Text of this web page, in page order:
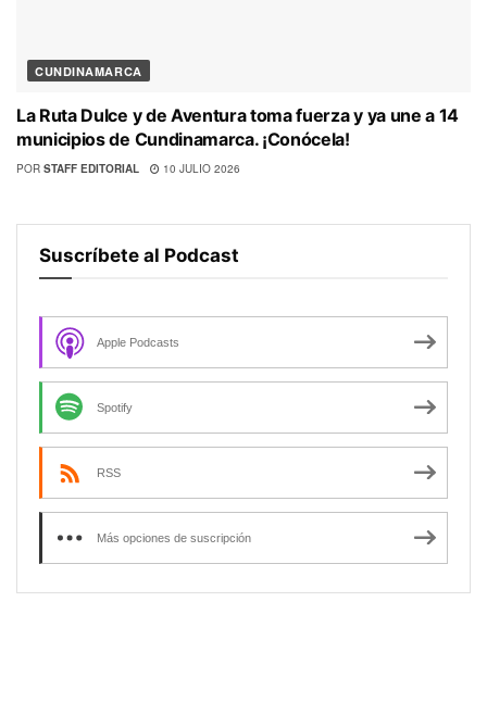
CUNDINAMARCA
La Ruta Dulce y de Aventura toma fuerza y ya une a 14
municipios de Cundinamarca. ¡Conócela!
POR STAFF EDITORIAL 10 JULIO 2026
Suscríbete al Podcast
Apple Podcasts
Spotify
RSS
Más opciones de suscripción